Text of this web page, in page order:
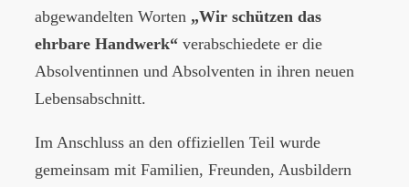
abgewandelten Worten „Wir schützen das
ehrbare Handwerk“ verabschiedete er die
Absolventinnen und Absolventen in ihren neuen
Lebensabschnitt.
Im Anschluss an den offiziellen Teil wurde
gemeinsam mit Familien, Freunden, Ausbildern